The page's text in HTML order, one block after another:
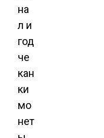
на
л и
год
че
кан
ки
мо
нет